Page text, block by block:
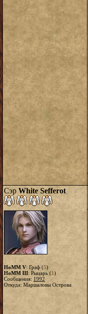
Сэр White Sefferot
HoMM V: Граф (5)
HoMM III: Рыцарь (1)
Сообщения: 1992
Откуда: Маршаловы Острова